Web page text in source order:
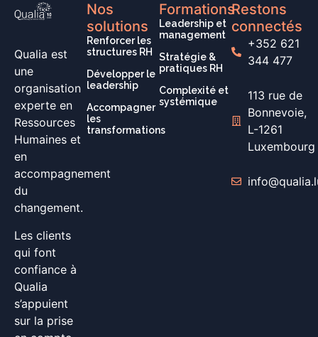
Qualia est
une
organisation
experte en
Ressources
Humaines et
en
accompagnement
du
changement.
Les clients
qui font
confiance à
Qualia
s’appuient
sur la prise
Nos
solutions
Renforcer les
structures RH
Développer le
leadership
Accompagner
les
transformations
Formations
Leadership et
management
Stratégie &
pratiques RH
Complexité et
systémique
Restons
connectés
+352 621
344 477
113 rue de
Bonnevoie,
L-1261
Luxembourg